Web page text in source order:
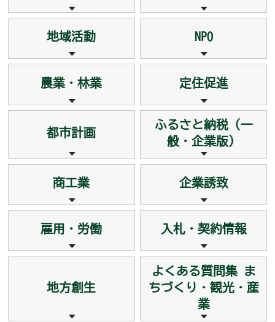
市単独土地改良事業の制度改正
地域活動 NPO
農業・林業 定住促進
都市計画
ふるさと納税（一
般・企業版）
商工業 企業誘致
雇用・労働 入札・契約情報
地方創生
よくある質問集 ま
ちづくり・観光・産
業